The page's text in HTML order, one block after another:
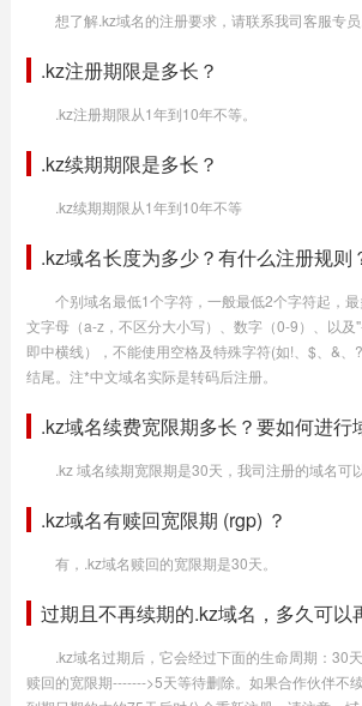
想了解.kz域名的注册要求，请联系我司客服专员
.kz注册期限是多长？
.kz注册期限从1年到10年不等。
.kz续期期限是多长？
.kz续期期限从1年到10年不等
.kz域名长度为多少？有什么注册规则
个别域名最低1个字符，一般最低2个字符起，
文字母（a-z，不区分大小写）、数字（0-9）、以及
即中横线），不能使用空格及特殊字符(如!、$、&、
结尾。注*中文域名实际是转码后注册。
.kz域名续费宽限期多长？要如何进行
.kz 域名续期宽限期是30天，我司注册的域名可
.kz域名有赎回宽限期 (rgp) ？
有，.kz域名赎回的宽限期是30天。
过期且不再续期的.kz域名，多久可以
.kz域名过期后，它会经过下面的生命周期：30
赎回的宽限期------->5天等待删除。如果合作伙伴不